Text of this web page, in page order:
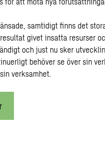
samtidigt finns det
givet insatta resurser
och just nu sker
behöver se över sin
verksamhet.